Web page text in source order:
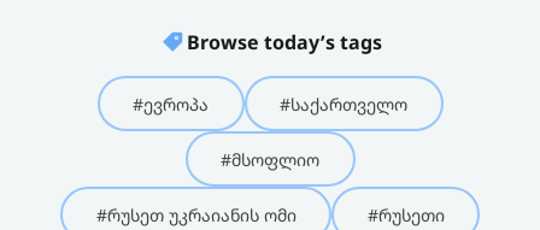
Browse today’s tags
#ევროპა #საქართველო
#მსოფლიო
#რუსეთ უკრაიანის ომი #რუსეთი